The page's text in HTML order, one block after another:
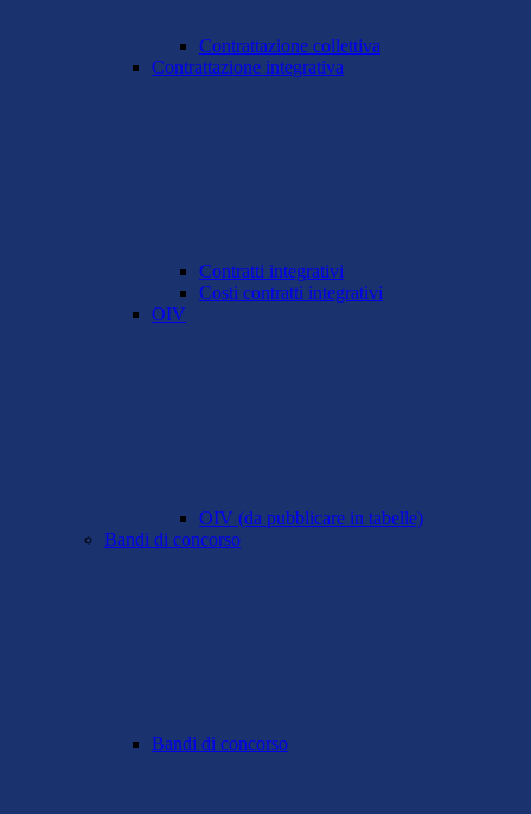
Contrattazione collettiva
Contrattazione integrativa
Contratti integrativi
Costi contratti integrativi
OIV
OIV (da pubblicare in tabelle)
Bandi di concorso
Bandi di concorso